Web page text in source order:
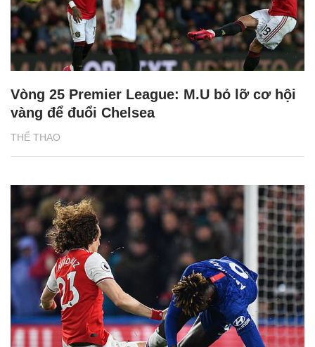
THỂ THAO
Vòng 25 Premier League: M.U bỏ lỡ cơ hội
vàng để đuổi Chelsea